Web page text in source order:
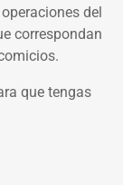
del
correspondan
que tengas